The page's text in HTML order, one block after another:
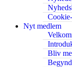
Nyt medlem
Bliv